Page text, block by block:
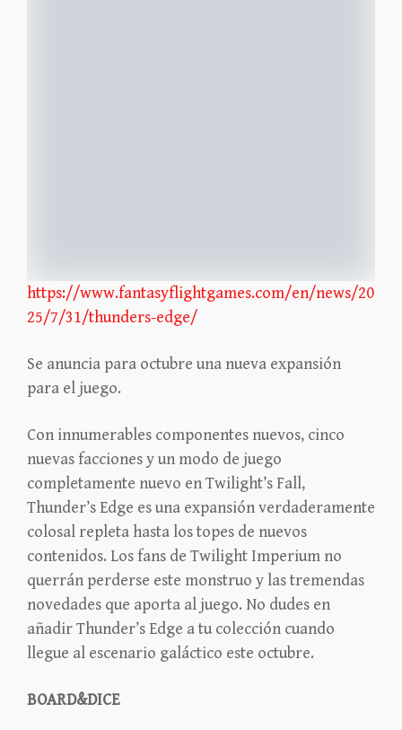
https://www.fantasyflightgames.com/en/news/20
25/7/31/thunders-edge/
Se anuncia para octubre una nueva expansión
para el juego.
Con innumerables componentes nuevos, cinco
nuevas facciones y un modo de juego
completamente nuevo en Twilight’s Fall,
Thunder’s Edge es una expansión verdaderamente
colosal repleta hasta los topes de nuevos
contenidos. Los fans de Twilight Imperium no
querrán perderse este monstruo y las tremendas
novedades que aporta al juego. No dudes en
añadir Thunder’s Edge a tu colección cuando
llegue al escenario galáctico este octubre.
BOARD&DICE